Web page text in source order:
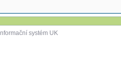
Informační systém UK